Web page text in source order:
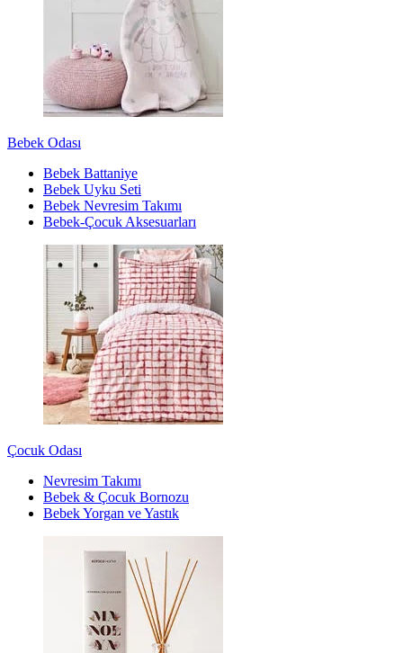
Bebek Odası
Bebek Battaniye
Bebek Uyku Seti
Bebek Nevresim Takımı
Bebek-Çocuk Aksesuarları
Çocuk Odası
Nevresim Takımı
Bebek & Çocuk Bornozu
Bebek Yorgan ve Yastık